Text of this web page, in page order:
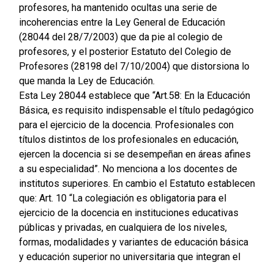
profesores, ha mantenido ocultas una serie de
incoherencias entre la Ley General de Educación
(28044 del 28/7/2003) que da pie al colegio de
profesores, y el posterior Estatuto del Colegio de
Profesores (28198 del 7/10/2004) que distorsiona lo
que manda la Ley de Educación.
Esta Ley 28044 establece que “Art.58: En la Educación
Básica, es requisito indispensable el título pedagógico
para el ejercicio de la docencia. Profesionales con
títulos distintos de los profesionales en educación,
ejercen la docencia si se desempeñan en áreas afines
a su especialidad”. No menciona a los docentes de
institutos superiores. En cambio el Estatuto establecen
que: Art. 10 “La colegiación es obligatoria para el
ejercicio de la docencia en instituciones educativas
públicas y privadas, en cualquiera de los niveles,
formas, modalidades y variantes de educación básica
y educación superior no universitaria que integran el